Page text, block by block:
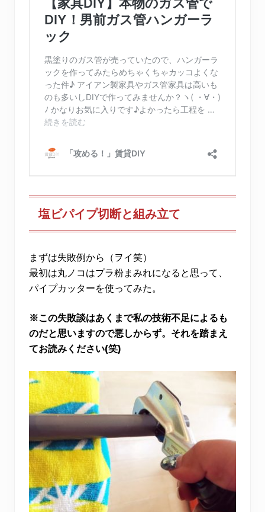
塩ビパイプ切断と組み立て
まずは失敗例から（ヲイ笑）
最初は丸ノコはプラ粉まみれになると思って、
パイプカッターを使ってみた。
※この失敗談はあくまで私の技術不足によるも
のだと思いますので悪しからず。それを踏まえ
てお読みください(笑)